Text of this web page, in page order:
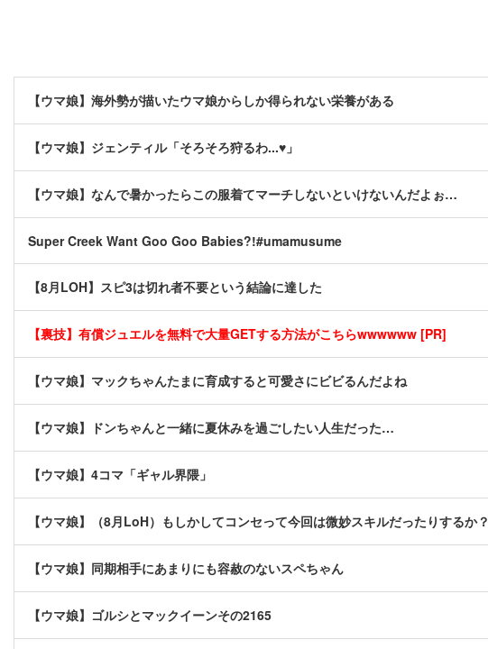
【ウマ娘】海外勢が描いたウマ娘からしか得られない栄養がある
【ウマ娘】ジェンティル「そろそろ狩るわ...♥」
【ウマ娘】なんで暑かったらこの服着てマーチしないといけないんだよぉ…
Super Creek Want Goo Goo Babies?!#umamusume
【8月LOH】スピ3は切れ者不要という結論に達した
【裏技】有償ジュエルを無料で大量GETする方法がこちらwwwwww [PR]
【ウマ娘】マックちゃんたまに育成すると可愛さにビビるんだよね
【ウマ娘】ドンちゃんと一緒に夏休みを過ごしたい人生だった…
【ウマ娘】4コマ「ギャル界隈」
【ウマ娘】（8月LoH）もしかしてコンセって今回は微妙スキルだったりするか？
【ウマ娘】同期相手にあまりにも容赦のないスペちゃん
【ウマ娘】ゴルシとマックイーンその2165